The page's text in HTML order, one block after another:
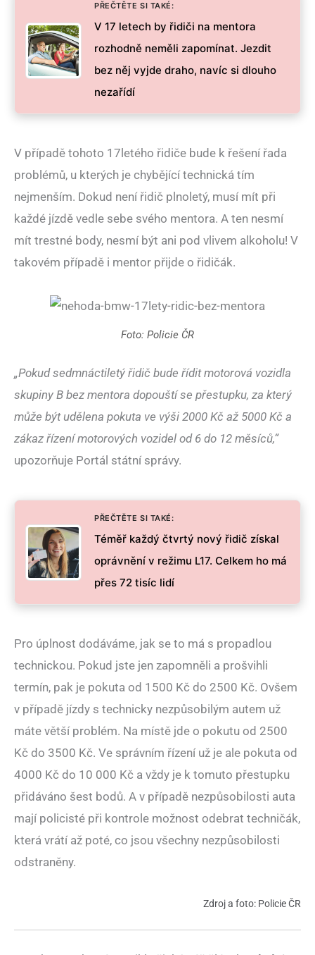
PŘEČTĚTE SI TAKÉ:
V 17 letech by řidiči na mentora
rozhodně neměli zapomínat. Jezdit
bez něj vyjde draho, navíc si dlouho
nezařídí
V případě tohoto 17letého řidiče bude k řešení řada
problémů, u kterých je chybějící technická tím
nejmenším. Dokud není řidič plnoletý, musí mít při
každé jízdě vedle sebe svého mentora. A ten nesmí
mít trestné body, nesmí být ani pod vlivem alkoholu! V
takovém případě i mentor přijde o řidičák.
Foto: Policie ČR
„Pokud sedmnáctiletý řidič bude řídit motorová vozidla
skupiny B bez mentora dopouští se přestupku, za který
může být udělena pokuta ve výši 2000 Kč až 5000 Kč a
zákaz řízení motorových vozidel od 6 do 12 měsíců,“
upozorňuje Portál státní správy.
PŘEČTĚTE SI TAKÉ:
Téměř každý čtvrtý nový řidič získal
oprávnění v režimu L17. Celkem ho má
přes 72 tisíc lidí
Pro úplnost dodáváme, jak se to má s propadlou
technickou. Pokud jste jen zapomněli a prošvihli
termín, pak je pokuta od 1500 Kč do 2500 Kč. Ovšem
v případě jízdy s technicky nezpůsobilým autem už
máte větší problém. Na místě jde o pokutu od 2500
Kč do 3500 Kč. Ve správním řízení už je ale pokuta od
4000 Kč do 10 000 Kč a vždy je k tomuto přestupku
přidáváno šest bodů. A v případě nezpůsobilosti auta
mají policisté při kontrole možnost odebrat techničák,
která vrátí až poté, co jsou všechny nezpůsobilosti
odstraněny.
Zdroj a foto: Policie ČR